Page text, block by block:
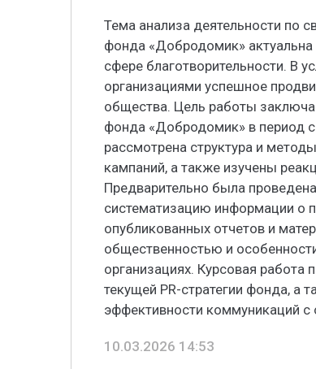
Тема анализа деятельности по
фонда «Добродомик»
сфере благотворительности. В
организациями успешное
общества. Цель работы
фонда «Добродомик» в период
рассмотрена структура и
кампаний, а также изучены
Предварительно была
систематизацию информации о
опубликованных отчетов и
общественностью и
организациях. Курсовая
текущей PR-стратегии фонда, а
эффективности коммуникаций
10.03.2026 14:53